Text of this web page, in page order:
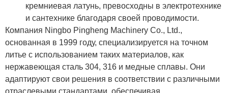
кремниевая латунь, превосходны в электротехнике
и сантехнике благодаря своей проводимости.
Компания Ningbo Pingheng Machinery Co., Ltd.,
основанная в 1999 году, специализируется на точном
литье с использованием таких материалов, как
нержавеющая сталь 304, 316 и медные сплавы. Они
адаптируют свои решения в соответствии с различными
отраслевыми стандартами, обеспечивая